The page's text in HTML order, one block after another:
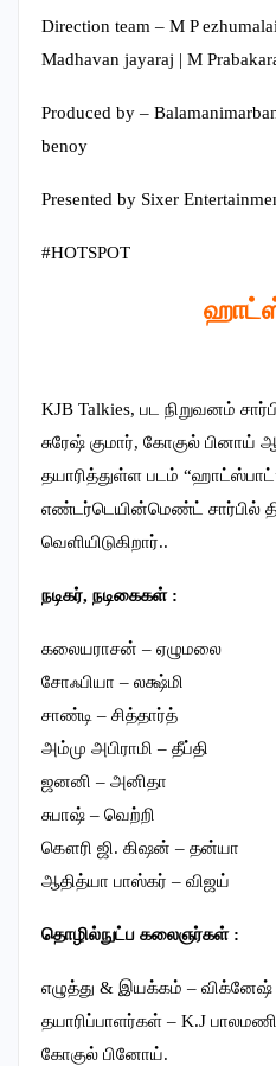
Direction team – M P
Madhavan jayaraj | M
Produced by –
benoy
Presented by Sixer
#HOTSPOT
KJB Talkies, பட நிறுவனம்
சுரேஷ் குமார், கோகுல்
தயாரித்துள்ள படம்
எண்டர்டெயின்மெண்ட்
வெளியிடுகிறார்..
நடிகர், நடிகைகள் :
கலையராசன் – ஏழுமலை
சோஃபியா – லக்ஷ்மி
சாண்டி – சித்தார்த்
அம்மு அபிராமி – தீப்தி
ஜனனி – அனிதா
சுபாஷ் – வெற்றி
கௌரி ஜி. கிஷன் – தன்யா
ஆதித்யா பாஸ்கர் – விஜய்
தொழில்நுட்ப கலைஞர்கள் :
எழுத்து & இயக்கம் – விக்னேஷ்
தயாரிப்பாளர்கள் – K.J
கோகுல் பினோய்.